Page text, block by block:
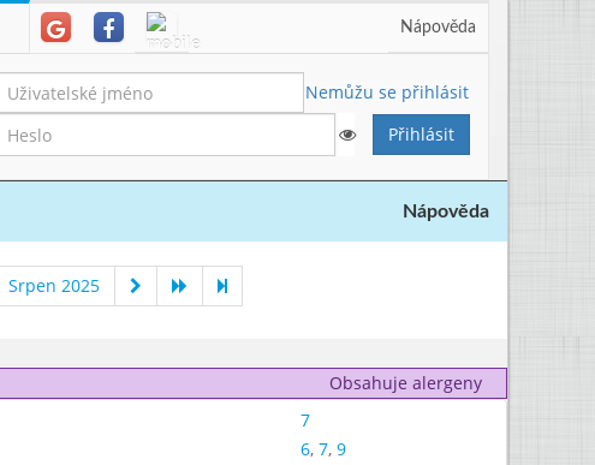
Nápověda
Nemůžu se přihlásit
Nápověda
Srpen 2025
Obsahuje alergeny
7
6, 7, 9